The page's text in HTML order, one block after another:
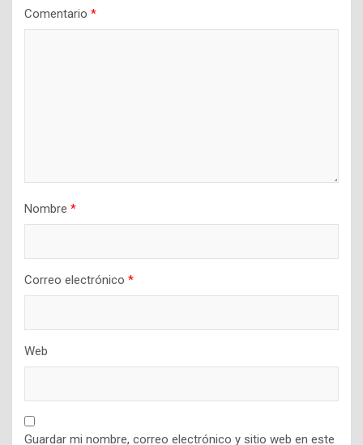
Comentario *
Nombre *
Correo electrónico *
Web
Guardar mi nombre, correo electrónico y sitio web en este